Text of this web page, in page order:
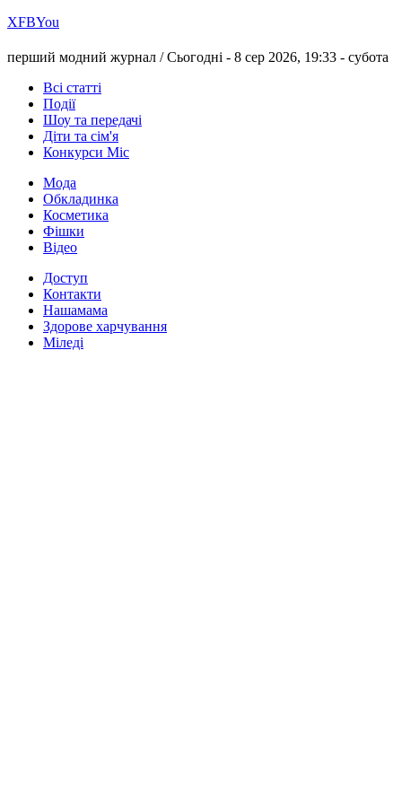
ХFBYou
перший модний журнал /Сьогодні - 8 сер 2026, 19:33 - субота
Всі статті
Події
Шоу та передачі
Діти та сім'я
Конкурси Міс
Мода
Обкладинка
Косметика
Фішки
Відео
Доступ
Контакти
Нашамама
Здорове харчування
Міледі